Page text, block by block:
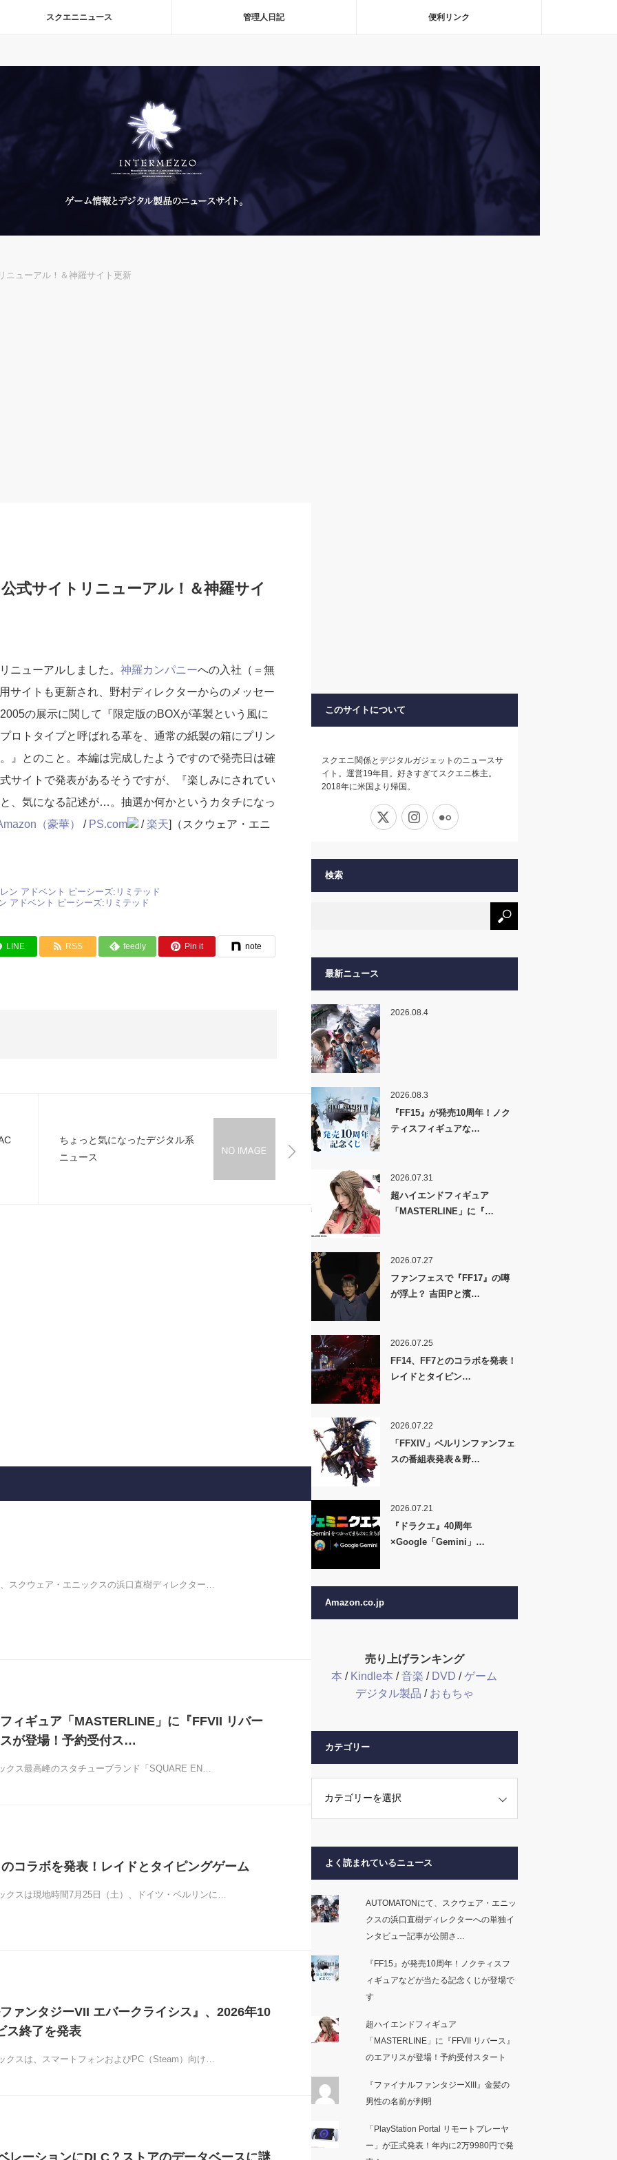
スクエニニュース 管理人日記 便利リンク
ニューアル！＆神羅サイト更新
式サイトリニューアル！＆神羅サイ
ニューアルしました。 神羅カンパニーへの入社（＝無
サイトも更新され、野村ディレクターからのメッセー
の展示に関して『限定版のBOXが革製という風に
ロトタイプと呼ばれる革を、通常の紙製の箱にプリン
』とのこと。本編は完成したようですので発売日は確
イトで発表があるそうですが、『楽しみにされてい
、気になる記述が…。抽選か何かというカタチになっ
（豪華）
/ PS.com /楽天]（スクウェア・エニ
アドベント ピーシーズ:リミテッド
LINE RSS feedly Pin it note
ちょっと気になったデジタル系
ニュース
スクウェア・エニックスの浜口直樹ディレクター…
ィギュア「MASTERLINE」に『FFVII リバー
が登場！予約受付ス…
クス最高峰のスタチューブランド「SQUARE EN…
コラボを発表！レイドとタイピングゲーム
クスは現地時間7月25日（土）、ドイツ・ベルリンに…
ァンタジーVII エバークライシス』、2026年10
ス終了を発表
クスは、スマートフォンおよびPC（Steam）向け…
レーションにDLC？ストアのデータベースに謎
このサイトについて
スクエニ関係とデジタルガジェットのニュースサ
イト。運営19年目。好きすぎてスクエニ株主。
2018年に米国より帰国。
Instagram
検索
最新ニュース
2026.08.4
2026.08.3
『FF15』が発売10周年！ノク
ティスフィギュアな…
2026.07.31
超ハイエンドフィギュア
「MASTERLINE」に『…
2026.07.27
ファンフェスで『FF17』の噂
が浮上？ 吉田Pと濱…
2026.07.25
FF14、FF7とのコラボを発表！
レイドとタイピン…
2026.07.22
「FFXIV」ベルリンファンフェ
スの番組表発表＆野…
2026.07.21
『ドラクエ』40周年
×Google「Gemini」…
Amazon.co.jp
売り上げランキング
本 / Kindle本 /音楽 / DVD /ゲーム
デジタル製品 / おもちゃ
カテゴリー
よく読まれているニュース
AUTOMATONにて、スクウェア・エニッ
クスの浜口直樹ディレクターへの単独イ
ンタビュー記事が公開さ…
『FF15』が発売10周年！ノクティスフ
ィギュアなどが当たる記念くじが登場で
す
超ハイエンドフィギュア
「MASTERLINE」に『FFVII リバース』
のエアリスが登場！予約受付スタート
『ファイナルファンタジーXIII』金髪の
男性の名前が判明
「PlayStation Portal リモートプレーヤ
ー」が正式発表！年内に2万9980円で発